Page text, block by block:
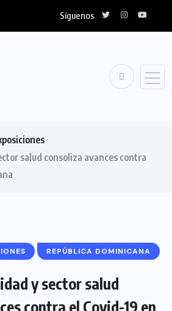
Síguenos
salud consoliza avances contra
REPÚBLICA DOMINICANA
y sector salud
contra el Covid-19 en